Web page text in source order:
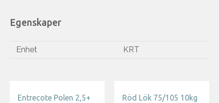
Egenskaper
Enhet KRT
Entrecote Polen 2,5+
Röd Lök 75/105 10kg